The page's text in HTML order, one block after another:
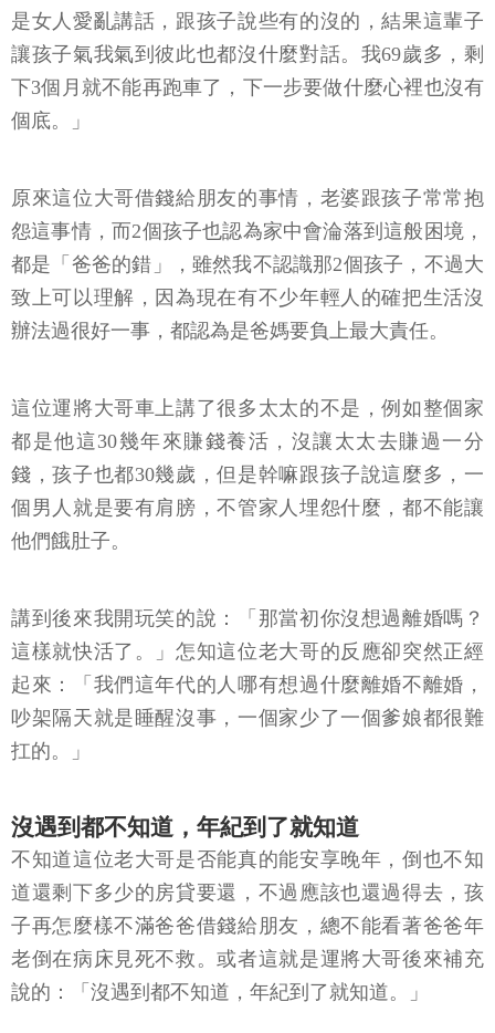
是女人愛亂講話，跟孩子說些有的沒的，結果這輩子
讓孩子氣我氣到彼此也都沒什麼對話。我69歲多，剩
下3個月就不能再跑車了，下一步要做什麼心裡也沒有
個底。」
原來這位大哥借錢給朋友的事情，老婆跟孩子常常抱
怨這事情，而2個孩子也認為家中會淪落到這般困境，
都是「爸爸的錯」，雖然我不認識那2個孩子，不過大
致上可以理解，因為現在有不少年輕人的確把生活沒
辦法過很好一事，都認為是爸媽要負上最大責任。
這位運將大哥車上講了很多太太的不是，例如整個家
都是他這30幾年來賺錢養活，沒讓太太去賺過一分
錢，孩子也都30幾歲，但是幹嘛跟孩子說這麼多，一
個男人就是要有肩膀，不管家人埋怨什麼，都不能讓
他們餓肚子。
講到後來我開玩笑的說：「那當初你沒想過離婚嗎？
這樣就快活了。」怎知這位老大哥的反應卻突然正經
起來：「我們這年代的人哪有想過什麼離婚不離婚，
吵架隔天就是睡醒沒事，一個家少了一個爹娘都很難
扛的。」
沒遇到都不知道，年紀到了就知道
不知道這位老大哥是否能真的能安享晚年，倒也不知
道還剩下多少的房貸要還，不過應該也還過得去，孩
子再怎麼樣不滿爸爸借錢給朋友，總不能看著爸爸年
老倒在病床見死不救。或者這就是運將大哥後來補充
說的：「沒遇到都不知道，年紀到了就知道。」